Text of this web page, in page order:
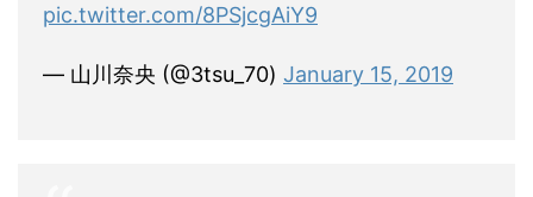
pic.twitter.com/8PSjcgAiY9
— 山川奈央 (@3tsu_70) January 15, 2019